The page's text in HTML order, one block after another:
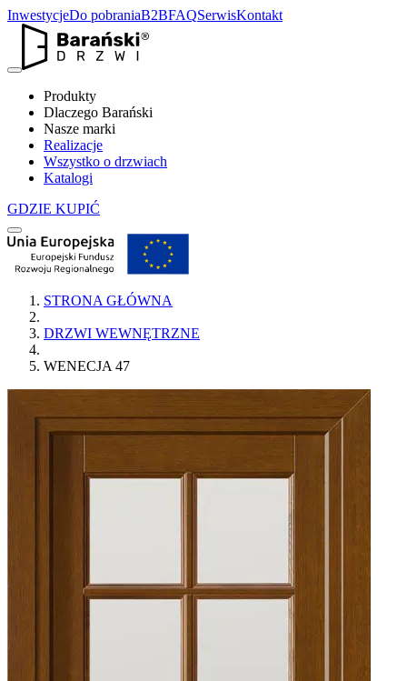
InwestycjeDo pobraniaB2BFAQSerwisKontakt
Produkty
Dlaczego Barański
Nasze marki
Realizacje
Wszystko o drzwiach
Katalogi
GDZIE KUPIĆ
STRONA GŁÓWNA
DRZWI WEWNĘTRZNE
WENECJA 47